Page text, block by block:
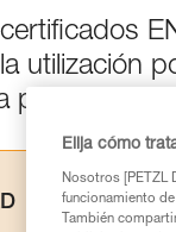
utilización
persona es
Elija cómo
Nosotros [PETZL
funcionamiento
También